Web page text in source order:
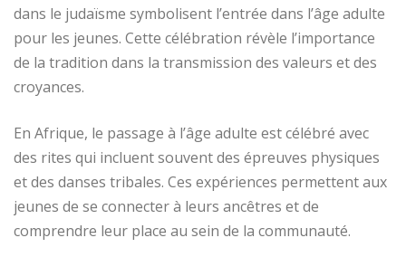
dans le judaïsme symbolisent l’entrée dans l’âge adulte
pour les jeunes. Cette célébration révèle l’importance
de la tradition dans la transmission des valeurs et des
croyances.
En Afrique, le passage à l’âge adulte est célébré avec
des rites qui incluent souvent des épreuves physiques
et des danses tribales. Ces expériences permettent aux
jeunes de se connecter à leurs ancêtres et de
comprendre leur place au sein de la communauté.